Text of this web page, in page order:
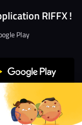
RIFFX !
Play